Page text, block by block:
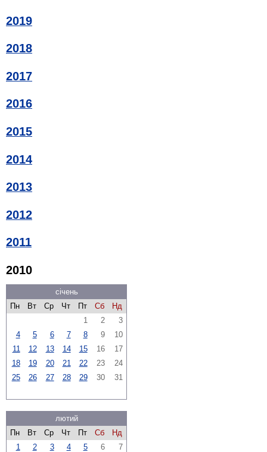
2019
2018
2017
2016
2015
2014
2013
2012
2011
2010
січень
Пн
Вт Ср Чт Пт Сб
Нд
1
2
3
4
5 6 7 8 9
10
11
12 13 14 15 16
17
18
19 20 21 22 23
24
25
26 27 28 29 30 31
лютий
Пн
Вт Ср Чт Пт Сб
Нд
1
2 3 4 5 6
7